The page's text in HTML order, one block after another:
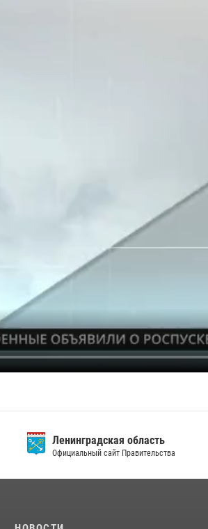
Ленинградская область
Официальный сайт Правительства